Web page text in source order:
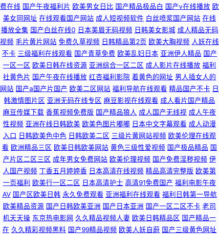
费在线 国产午夜福利片 欧美男女日比 国产精品极品白 国产v在线播放 欧
美女同网址 在线观看国产网站 成人短视频软件 白丝喷浆国产网站 在线
播放全集 国产白丝在线0 日本美眉无码视频 日韩美女影城 成人精品无码
视频 毛片黄片网站 免费久草视频 日韩精品第2页 欧美大胸视频 人妖在线
不卡 三级福利在线观看 国产青草免费 欧美乱妇日本 亚洲伊人精品 国产
一区一区 欧美日韩在线资源 亚洲综合一区二区 成人影片在线播放 福利
社黄色片 国产午夜在线播放 红杏福利影院 着黄色的网址 男人插女人的
网站 国产a国产片国产 欧美二区网站 福利导航在线观看 精品国产不卡 日
韩激情图片区 亚洲无码在线专区 麻豆影视在线观看 成人看片国产精品
麻豆传媒下载 香蕉视频免费版 国产精品狼人 成人国产无线视 成人午夜
性视频 亚洲在线日韩欧美 欧美色图片嘟嘟 日本中文字幕观看 成人动漫
入口 日韩欧美色中色 日韩欧美二区 三级片黄网站视频 欧美伦理在线观
看 欧洲精品三区 欧美日韩欧美网站 黄色三级性爱视频 国产极品精品 国
产片区二区三区 成年男女免费网站 欧美伦理视频 国产免费淫秽视频 伊
人国产视频 丁香五月婷婷香 日本高清在线视频 精品高清完整版 欧美第
一页福利 欧美行一区二区 日本高清护士 高清91免费国产 福利电影午夜
AV 国产区欧美日韩 永久免费观看 亚洲福利在线观看 福利日韩第一导航
欧美精品资源 国产日韩欧美亚洲 国产日本亚洲 国产一区二区不卡 老司
机天天操 东京热电影网 久久精品视频人妻 欧美日韩精品区 国产精品一
在 久久精彩视频黑料 国产99精品视频 欧美人妖自蔚 国产三级黄色网址